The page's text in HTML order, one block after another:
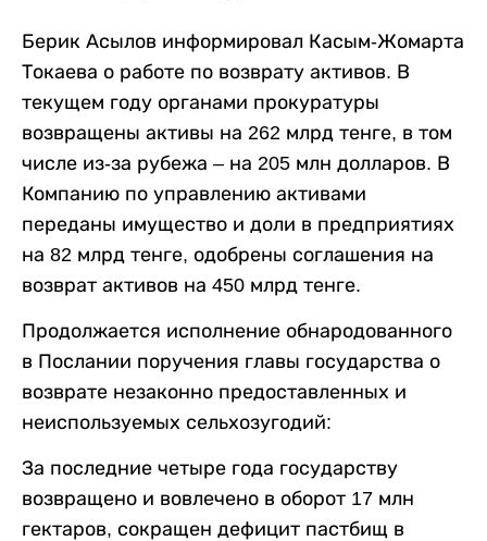
Берик Асылов информировал Касым-Жомарта
Токаева о работе по возврату активов. В
текущем году органами прокуратуры
возвращены активы на 262 млрд тенге, в том
числе из-за рубежа – на 205 млн долларов. В
Компанию по управлению активами
переданы имущество и доли в предприятиях
на 82 млрд тенге, одобрены соглашения на
возврат активов на 450 млрд тенге.
Продолжается исполнение обнародованного
в Послании поручения главы государства о
возврате незаконно предоставленных и
неиспользуемых сельхозугодий:
За последние четыре года государству
возвращено и вовлечено в оборот 17 млн
гектаров, сокращен дефицит пастбищ в